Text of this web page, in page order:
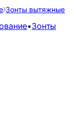
Зонты вытяжные
•Зонты